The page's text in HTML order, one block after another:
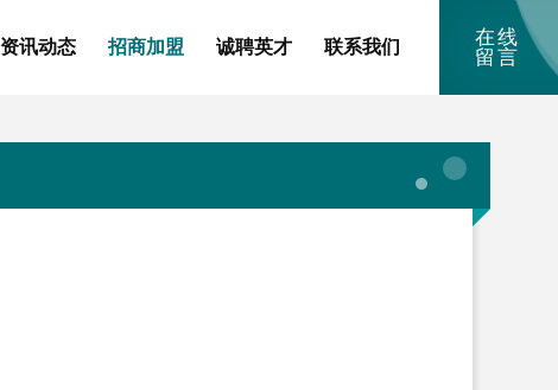
资讯动态 招商加盟 诚聘英才 联系我们
在线
留言